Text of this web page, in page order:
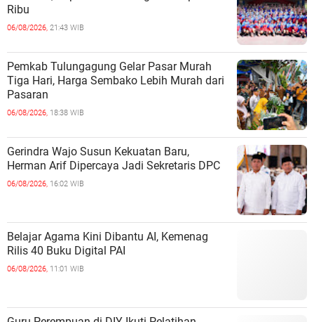
Ribu
06/08/2026, 21:43 WIB
Pemkab Tulungagung Gelar Pasar Murah
Tiga Hari, Harga Sembako Lebih Murah dari
Pasaran
06/08/2026, 18:38 WIB
Gerindra Wajo Susun Kekuatan Baru,
Herman Arif Dipercaya Jadi Sekretaris DPC
06/08/2026, 16:02 WIB
Belajar Agama Kini Dibantu AI, Kemenag
Rilis 40 Buku Digital PAI
06/08/2026, 11:01 WIB